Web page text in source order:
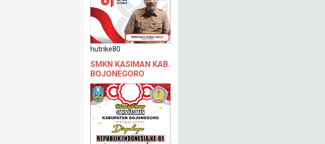
hutrike80
SMKN KASIMAN KAB.
BOJONEGORO